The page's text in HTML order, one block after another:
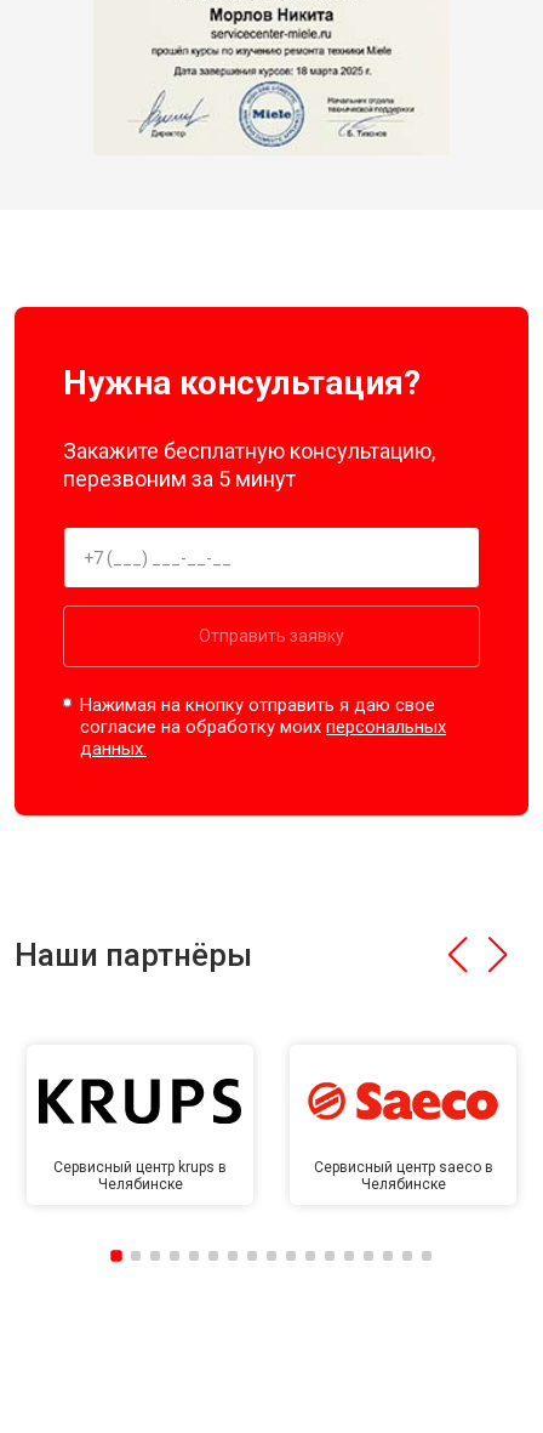
Нужна консультация?
Закажите бесплатную консультацию,
перезвоним за 5 минут
Отправить заявку
Нажимая на кнопку отправить я даю свое
согласие на обработку моихперсональных
данных.
Наши партнёры
Сервисный центр krups в
Челябинске
Сервисный центр saeco в
Челябинске